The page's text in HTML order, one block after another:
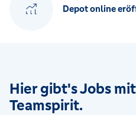
Depot online
Hier gibt's Jobs
Teamspirit.